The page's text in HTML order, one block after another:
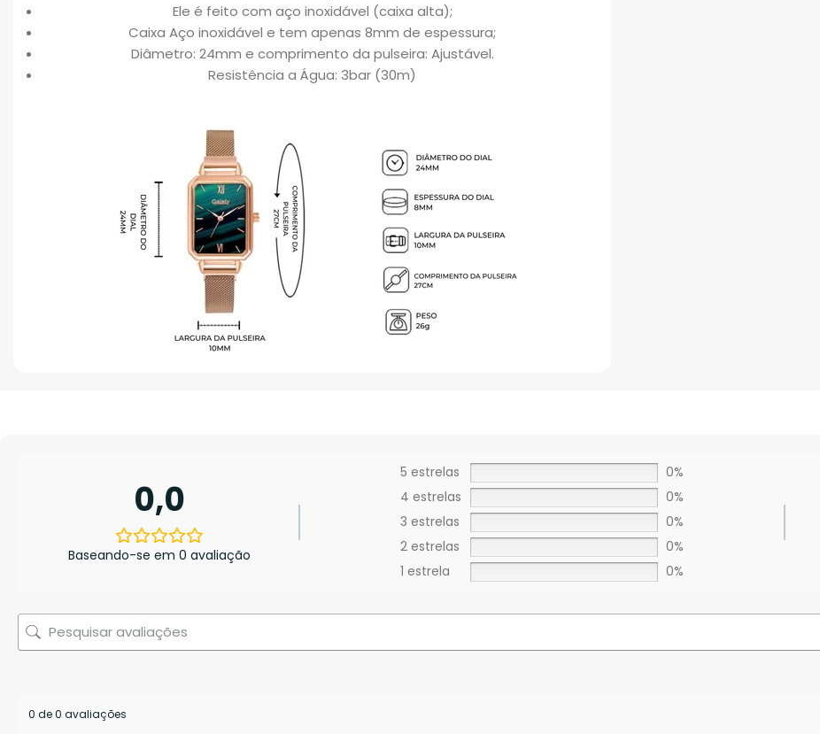
Ele é feito com aço inoxidável (caixa alta);
Caixa Aço inoxidável e tem apenas 8mm de espessura;
Diâmetro: 24mm e comprimento da pulseira: Ajustável.
Resistência a Água: 3bar (30m)
0,0
Baseando-se em 0 avaliação
5 estrelas
0%
4 estrelas
0%
3 estrelas
0%
2 estrelas
0%
1 estrela
0%
0 de 0 avaliações